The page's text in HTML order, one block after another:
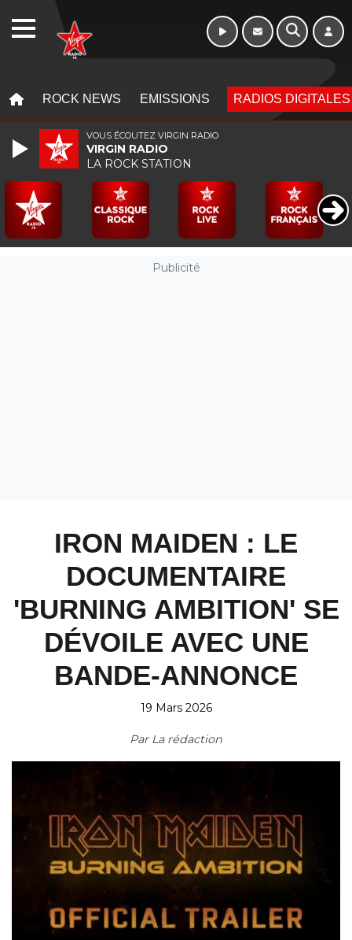
ROCK NEWS EMISSIONS RADIOS DIGITALES
Publicité
IRON MAIDEN : LE
DOCUMENTAIRE
'BURNING AMBITION' SE
DÉVOILE AVEC UNE
BANDE-ANNONCE
19 Mars 2026
Par La rédaction
VOUS ÉCOUTEZ VIRGIN RADIO
VIRGIN RADIO
LA ROCK STATION
WEBRADIO 10h - 13h